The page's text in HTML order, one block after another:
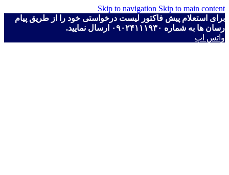
Skip to navigation Skip to main content
برای استعلام پیش فاکتور لیست درخواستی خود را از طریق پیام
رسان ها به شماره ۰۹۰۲۴۱۱۱۹۳۰ ارسال نمایید.
واتس اپ